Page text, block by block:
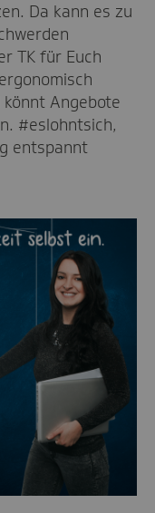
Da kann es zu
TK für Euch
Angebote
#eslohntsich,
entspannt